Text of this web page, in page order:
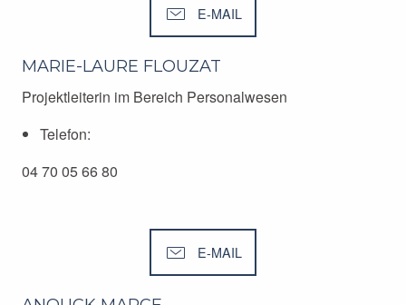
E-MAIL
MARIE-LAURE FLOUZAT
Projektleiterin im Bereich Personalwesen
Telefon:
04 70 05 66 80
E-MAIL